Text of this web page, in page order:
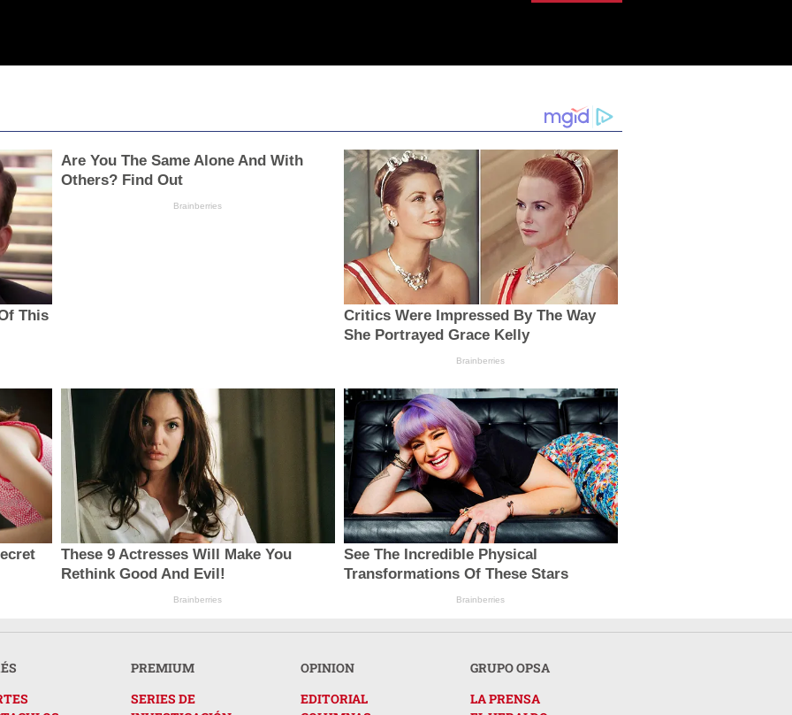
This
Are You The Same Alone And With
Others? Find Out
Brainberries
Critics Were Impressed By The Way
She Portrayed Grace Kelly
Brainberries
These 9 Actresses Will Make You
Rethink Good And Evil!
Brainberries
See The Incredible Physical
Transformations Of These Stars
Brainberries
PREMIUM
SERIES DE
OPINION
EDITORIAL
GRUPO OPSA
LA PRENSA